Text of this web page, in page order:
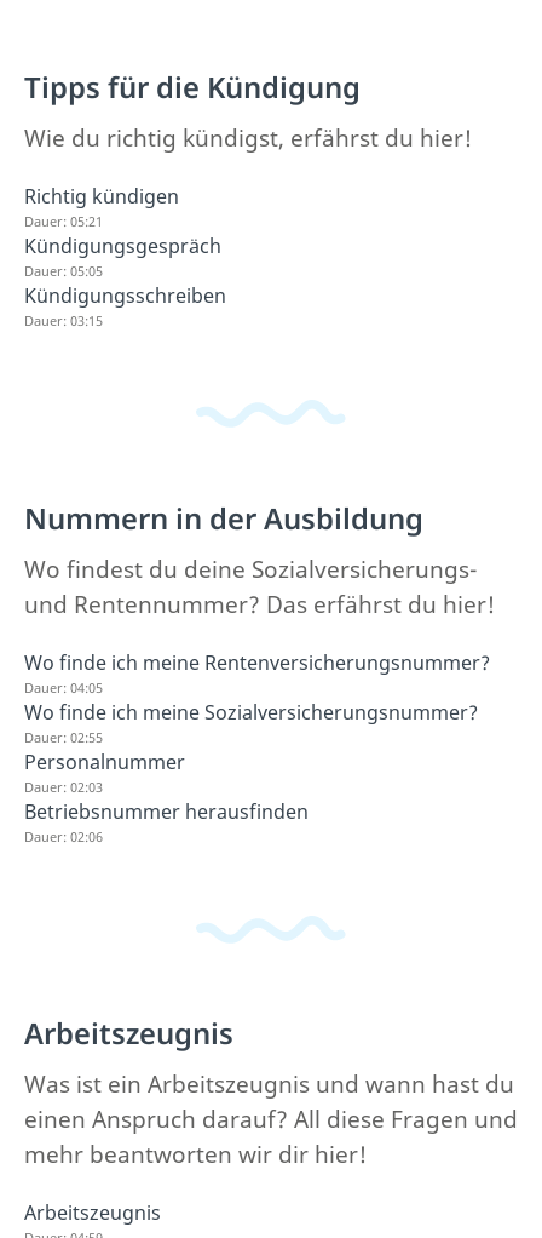
Tipps für die Kündigung
Wie du richtig kündigst, erfährst du hier!
Richtig kündigen
Dauer: 05:21
Kündigungsgespräch
Dauer: 05:05
Kündigungsschreiben
Dauer: 03:15
Nummern in der Ausbildung
Wo findest du deine Sozialversicherungs-
und Rentennummer? Das erfährst du hier!
Wo finde ich meine Rentenversicherungsnummer?
Dauer: 04:05
Wo finde ich meine Sozialversicherungsnummer?
Dauer: 02:55
Personalnummer
Dauer: 02:03
Betriebsnummer herausfinden
Dauer: 02:06
Arbeitszeugnis
Was ist ein Arbeitszeugnis und wann hast du
einen Anspruch darauf? All diese Fragen und
mehr beantworten wir dir hier!
Arbeitszeugnis